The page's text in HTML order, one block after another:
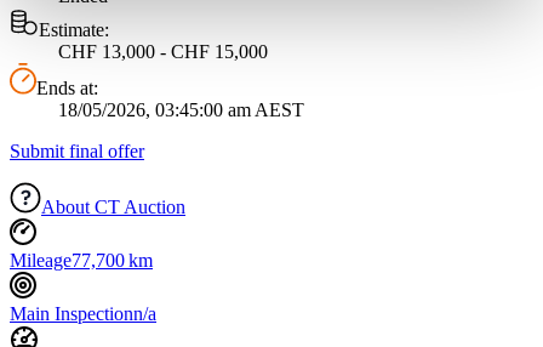
haben oder die sie im Rahmen Ihrer Nutzung der Dienste
gesammelt haben.
Estimate:
CHF 13,000 - CHF 15,000
Ends at:
18/05/2026, 03:45:00 am AEST
Submit final offer
About CT Auction
Mileage77,700 km
Main Inspectionn/a